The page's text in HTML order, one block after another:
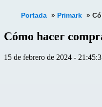
Portada » Primark »
Cómo hacer
Publicada
15 de febrero de 2024 -